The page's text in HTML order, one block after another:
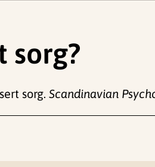
sorg?
sorg. Scandinavian